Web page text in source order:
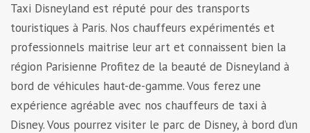
Taxi Disneyland est réputé pour des transports
touristiques à Paris. Nos chauffeurs expérimentés et
professionnels maitrise leur art et connaissent bien la
région Parisienne Profitez de la beauté de Disneyland à
bord de véhicules haut-de-gamme. Vous ferez une
expérience agréable avec nos chauffeurs de taxi à
Disney. Vous pourrez visiter le parc de Disney, à bord d’un